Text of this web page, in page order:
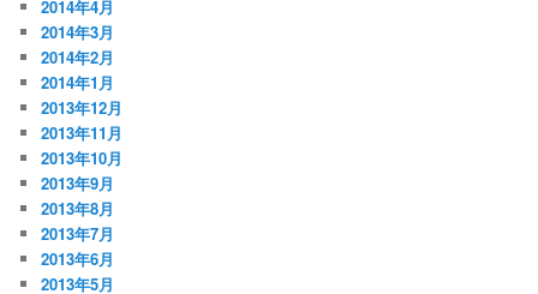
2014年4月
2014年3月
2014年2月
2014年1月
2013年12月
2013年11月
2013年10月
2013年9月
2013年8月
2013年7月
2013年6月
2013年5月